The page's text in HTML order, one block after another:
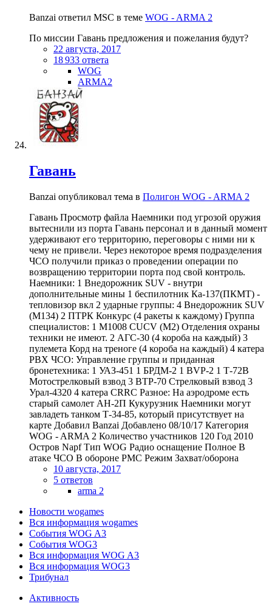
Banzai ответил MSC в теме WOG - ARMA 2
По миссии Гавань предложения и пожелания будут?
22 августа, 2017
18 933 ответа
WOG
ARMA2
Гавань
Banzai опубликовал тема в Полигон WOG - ARMA 2
Гавань Просмотр файла Наемники под угрозой оружия
вытеснили из порта Гавань персонал и в данный момент
удерживают его территорию, переговоры с ними ни к
чему не привели. Через некоторое время подразделения
ЧСО получили приказ о проведении операции по
возвращению территории порта под свой контроль.
Наемники: 1 Внедорожник SUV - внутри
дополнительные мины 1 беспилотник Ка-137(ПКМТ) -
тепловизор вкл 2 ударные группы: 4 Внедорожник SUV
(M134) 2 ПТРК Конкурс (4 ракеты к каждому) Группа
специалистов: 1 M1008 CUCV (M2) Отделения охраны
техники не имеют. 2 АГС-30 (4 короба на каждый) 3
пулемета Корд на треноге (4 короба на каждый) 4 катера
РВХ ЧСО: Управление группы и приданная
бронетехника: 1 УАЗ-451 1 БРДМ-2 1 BVP-2 1 Т-72В
Мотострелковый взвод 3 BТР-70 Стрелковый взвод 3
Урал-4320 4 катера CRRC Разное: На аэродроме есть
старый самолет АН-2П Кукурузник Наемники могут
завладеть танком Т-34-85, который присутствует на
карте Добавил Banzai Добавлено 08/10/17 Категория
WOG - ARMA 2 Количество участников 120 Год 2010
Остров Napf Тип WOG Радио оснащение Полное В
атаке ЧСО В обороне PMC Режим Захват/оборона
10 августа, 2017
5 ответов
arma 2
Новости wogames
Вся информация wogames
События WOG A3
События WOG3
Вся информация WOG A3
Вся информация WOG3
Трибунал
Активность